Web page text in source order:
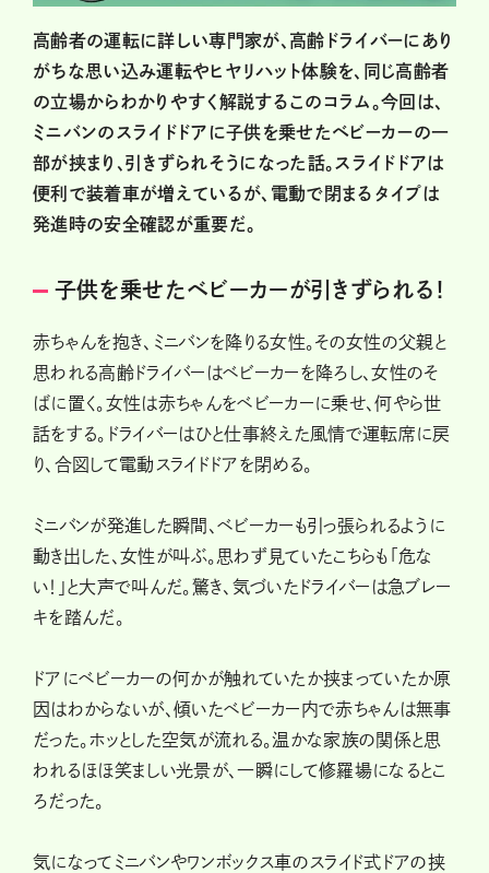
高齢者の運転に詳しい専門家が、高齢ドライバーにあり
がちな思い込み運転やヒヤリハット体験を、同じ高齢者
の立場からわかりやすく解説するこのコラム。今回は、
ミニバンのスライドドアに子供を乗せたベビーカーの一
部が挟まり、引きずられそうになった話。スライドドアは
便利で装着車が増えているが、電動で閉まるタイプは
発進時の安全確認が重要だ。
子供を乗せたベビーカーが引きずられる！
赤ちゃんを抱き、ミニバンを降りる女性。その女性の父親と
思われる高齢ドライバーはベビーカーを降ろし、女性のそ
ばに置く。女性は赤ちゃんをベビーカーに乗せ、何やら世
話をする。ドライバーはひと仕事終えた風情で運転席に戻
り、合図して電動スライドドアを閉める。
ミニバンが発進した瞬間、ベビーカーも引っ張られるように
動き出した、女性が叫ぶ。思わず見ていたこちらも「危な
い！」と大声で叫んだ。驚き、気づいたドライバーは急ブレー
キを踏んだ。
ドアにベビーカーの何かが触れていたか挟まっていたか原
因はわからないが、傾いたベビーカー内で赤ちゃんは無事
だった。ホッとした空気が流れる。温かな家族の関係と思
われるほほ笑ましい光景が、一瞬にして修羅場になるとこ
ろだった。
気になってミニバンやワンボックス車のスライド式ドアの挟